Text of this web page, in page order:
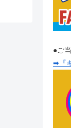
●ご
➡『